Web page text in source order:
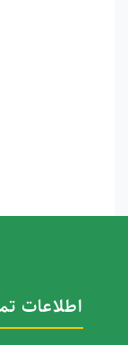
اطلاعات